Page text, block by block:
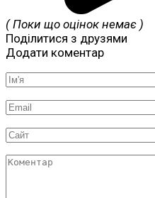
( Поки що оцінок немає )
Поділитися з друзями
Додати коментар
Ім'я
*
Email
*
Сайт
Коментар